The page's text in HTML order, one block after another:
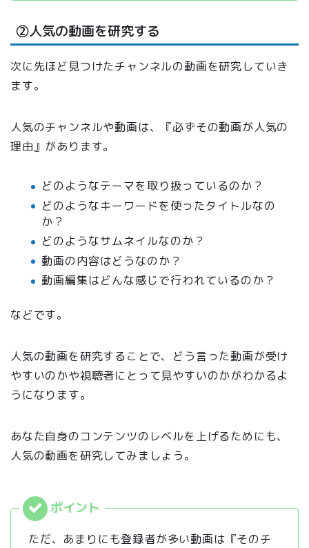
②人気の動画を研究する
次に先ほど見つけたチャンネルの動画を研究していき
ます。
人気のチャンネルや動画は、『必ずその動画が人気の
理由』があります。
どのようなテーマを取り扱っているのか？
どのようなキーワードを使ったタイトルなの
か？
どのようなサムネイルなのか？
動画の内容はどうなのか？
動画編集はどんな感じで行われているのか？
などです。
人気の動画を研究することで、どう言った動画が受け
やすいのかや視聴者にとって見やすいのかがわかるよ
うになります。
あなた自身のコンテンツのレベルを上げるためにも、
人気の動画を研究してみましょう。
ただ、あまりにも登録者が多い動画は『そのチ